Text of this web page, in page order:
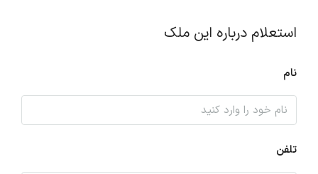
استعلام درباره این ملک
نام
تلفن